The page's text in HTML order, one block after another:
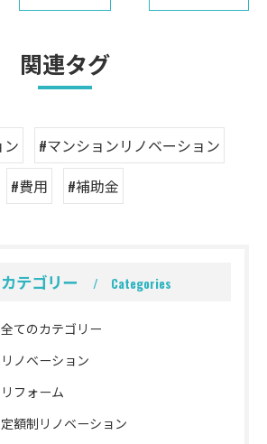
関連タグ
ン
#マンションリノベーション
#費用
#補助金
カテゴリー Categories
全てのカテゴリー
リノベーション
リフォーム
定額制リノベーション